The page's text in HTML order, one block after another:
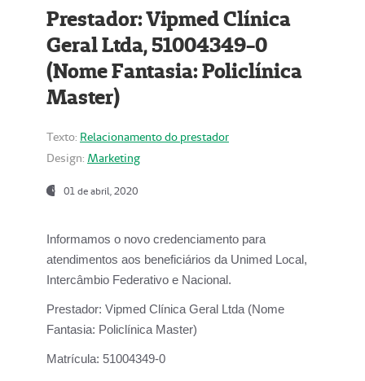
Prestador: Vipmed Clínica
Geral Ltda, 51004349-0
(Nome Fantasia: Policlínica
Master)
Texto: Relacionamento do prestador
Design: Marketing
01 de abril, 2020
Informamos o novo credenciamento para
atendimentos aos beneficiários da Unimed Local,
Intercâmbio Federativo e Nacional.
Prestador: Vipmed Clínica Geral Ltda (Nome
Fantasia: Policlínica Master)
Matrícula: 51004349-0